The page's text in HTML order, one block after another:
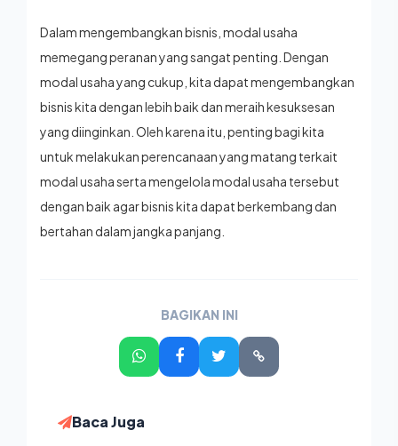
Dalam mengembangkan bisnis, modal usaha
memegang peranan yang sangat penting. Dengan
modal usaha yang cukup, kita dapat mengembangkan
bisnis kita dengan lebih baik dan meraih kesuksesan
yang diinginkan. Oleh karena itu, penting bagi kita
untuk melakukan perencanaan yang matang terkait
modal usaha serta mengelola modal usaha tersebut
dengan baik agar bisnis kita dapat berkembang dan
bertahan dalam jangka panjang.
BAGIKAN INI
Baca Juga